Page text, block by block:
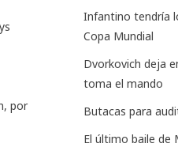
, por
Infantino tendría
Copa Mundial
Dvorkovich deja
toma el mando
Butacas para
El último baile de